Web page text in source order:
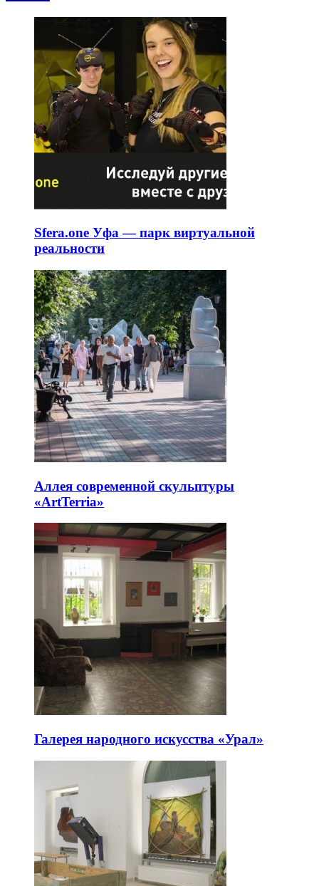
Sfera.one Уфа — парк виртуальной
реальности
Аллея современной скульптуры
«ArtTerria»
Галерея народного искусства «Урал»